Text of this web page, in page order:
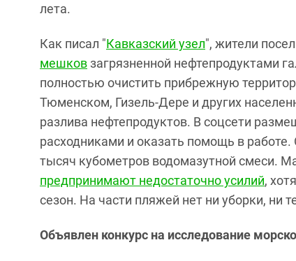
лета.
Как писал "Кавказский узел", жители
мешковзагрязненной нефтепродуктами
полностью очистить прибрежную
Тюменском, Гизель-Дере и других
разлива нефтепродуктов. В соцсети
расходниками и оказать помощь в
тысяч кубометров водомазутной смеси.
предпринимают недостаточно усилий,
сезон. На части пляжей нет ни уборки, ни
Объявлен конкурс на исследование